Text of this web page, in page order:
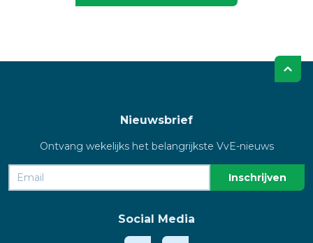
Nieuwsbrief
Ontvang wekelijks het belangrijkste VvE-nieuws
Social Media